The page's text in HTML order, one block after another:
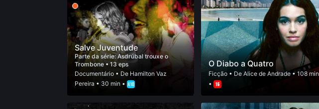
Salve Juventude
Parte da série:Asdrúbal trouxe o
Trombone• 13 eps
Documentário• De Hamilton Vaz
Pereira • 30 min •
O Diabo a Quatro
Ficção• De Alice de Andrade• 108 min
•